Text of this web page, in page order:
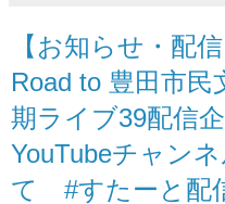
【お知らせ・配
Road to 豊田市
期ライブ39配信
YouTubeチャン
て #すたーと配